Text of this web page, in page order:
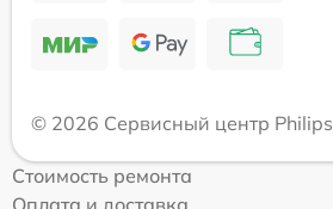
© 2026 Сервисный центр Philips
Стоимость ремонта